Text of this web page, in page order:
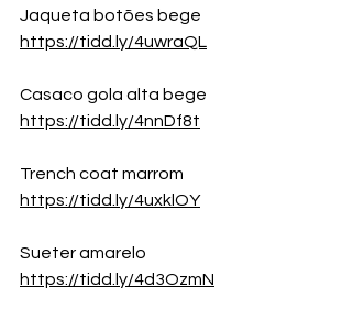
Jaqueta botões bege
https://tidd.ly/4uwraQL
Casaco gola alta bege
https://tidd.ly/4nnDf8t
Trench coat marrom
https://tidd.ly/4uxklOY
Sueter amarelo
https://tidd.ly/4d3OzmN